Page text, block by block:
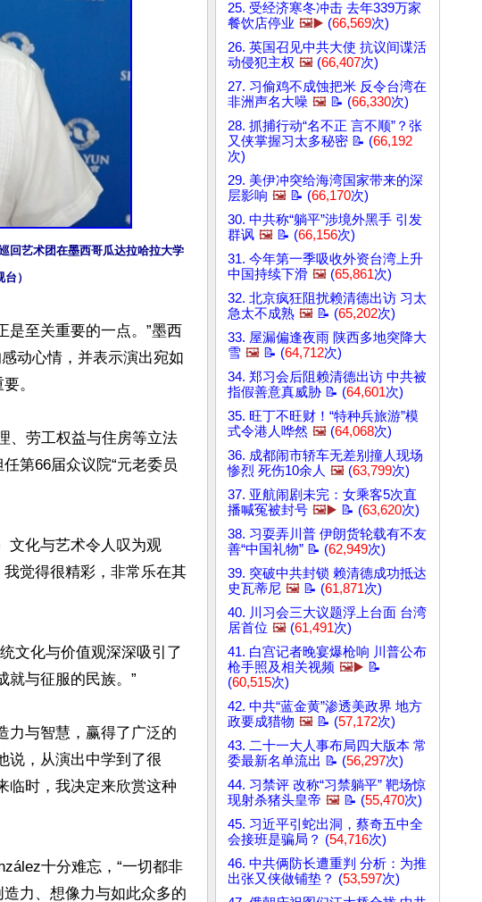
回艺术团在墨西哥瓜达拉哈拉大学
）
至关重要的一点。”墨西
动心情，并表示演出宛如
。
、劳工权益与住房等立法
第66届众议院“元老委员
文化与艺术令人叹为观
觉得很精彩，非常乐在其
文化与价值观深深吸引了
就与征服的民族。”
力与智慧，赢得了广泛的
说，从演出中学到了很
临时，我决定来欣赏这种
十分难忘，“一切都非
力、想像力与如此众多的
25. 受经济寒冬冲击 去年339万家
餐饮店停业 🖼️▶️ (66,569次)
26. 英国召见中共大使 抗议间谍活
动侵犯主权 🖼️ (66,407次)
27. 习偷鸡不成蚀把米 反令台湾在
非洲声名大噪 🖼️ 📝 (66,330次)
28. 抓捕行动“名不正 言不顺”？张
又侠掌握习太多秘密 📝 (66,192
次)
29. 美伊冲突给海湾国家带来的深
层影响 🖼️ 📝 (66,170次)
30. 中共称“躺平”涉境外黑手 引发
群讽 🖼️ 📝 (66,156次)
31. 今年第一季吸收外资台湾上升
中国持续下滑 🖼️ (65,861次)
32. 北京疯狂阻扰赖清德出访 习太
急太不成熟 🖼️ 📝 (65,202次)
33. 屋漏偏逢夜雨 陕西多地突降大
雪 🖼️ 📝 (64,712次)
34. 郑习会后阻赖清德出访 中共被
指假善意真威胁 📝 (64,601次)
35. 旺丁不旺财！“特种兵旅游”模
式令港人哗然 🖼️ (64,068次)
36. 成都闹市轿车无差别撞人现场
惨烈 死伤10余人 🖼️ (63,799次)
37. 亚航闹剧未完：女乘客5次直
播喊冤被封号 🖼️▶️ 📝 (63,620次)
38. 习耍弄川普 伊朗货轮载有不友
善“中国礼物” 📝 (62,949次)
39. 突破中共封锁 赖清德成功抵达
史瓦蒂尼 🖼️ 📝 (61,871次)
40. 川习会三大议题浮上台面 台湾
居首位 🖼️ (61,491次)
41. 白宫记者晚宴爆枪响 川普公布
枪手照及相关视频 🖼️▶️ 📝
(60,515次)
42. 中共“蓝金黄”渗透美政界 地方
政要成猎物 🖼️ 📝 (57,172次)
43. 二十一大人事布局四大版本 常
委最新名单流出 📝 (56,297次)
44. 习禁评 改称“习禁躺平” 靶场惊
现射杀猪头皇帝 🖼️ 📝 (55,470次)
45. 习近平引蛇出洞，蔡奇五中全
会接班是骗局？ (54,716次)
46. 中共俩防长遭重判 分析：为推
出张又侠做铺垫？ (53,597次)